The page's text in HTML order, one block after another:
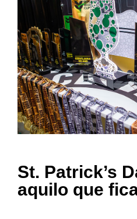
St. Patrick’s
aquilo que